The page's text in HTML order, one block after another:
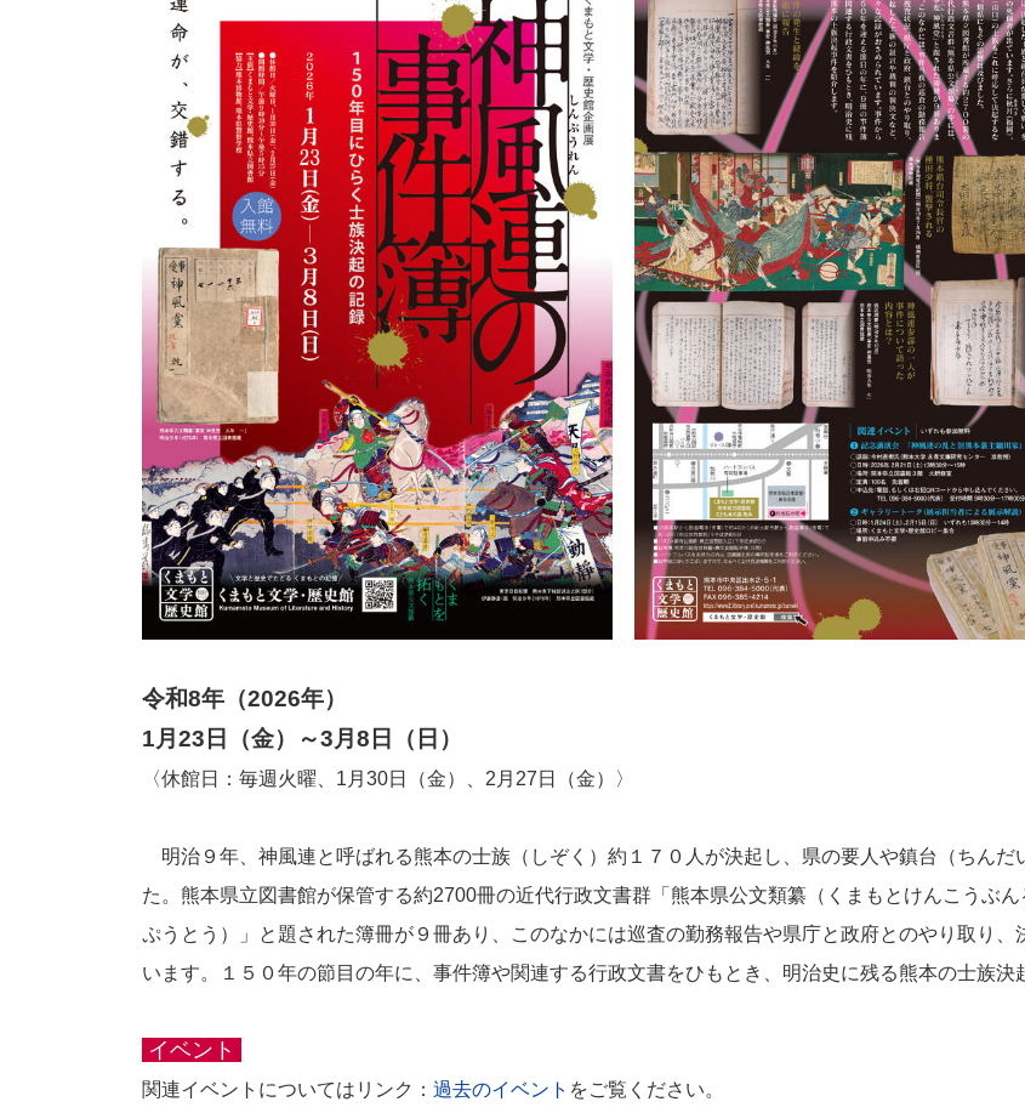
令和8年（2026年）
1月23日（金）～3月8日（日）
〈休館日：毎週火曜、1月30日（金）、2月27日（金）〉
明治９年、神風連と呼ばれる熊本の士族（しぞく）約１７０人が決起し、県の要人や鎮台（ちん
た。熊本県立図書館が保管する約2700冊の近代行政文書群「熊本県公文類纂（くまもとけんこうぶ
ぷうとう）」と題された簿冊が９冊あり、このなかには巡査の勤務報告や県庁と政府とのやり取り
います。１５０年の節目の年に、事件簿や関連する行政文書をひもとき、明治史に残る熊本の士族決
イベント
関連イベントについてはリンク： 過去のイベント をご覧ください。